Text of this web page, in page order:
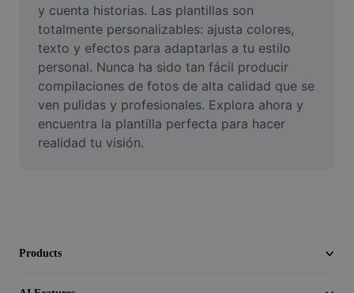
Enhance quality
Video Editor
Trim Video
Add Subtitles To Video
Video Converter
y cuenta historias. Las plantillas son
totalmente personalizables: ajusta colores,
texto y efectos para adaptarlas a tu estilo
personal. Nunca ha sido tan fácil producir
compilaciones de fotos de alta calidad que se
ven pulidas y profesionales. Explora ahora y
encuentra la plantilla perfecta para hacer
realidad tu visión.
Products